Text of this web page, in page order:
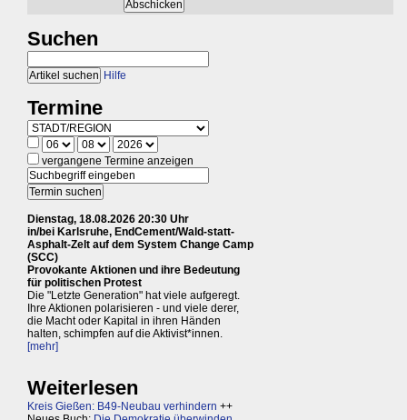
Suchen
Hilfe
Termine
vergangene Termine anzeigen
Dienstag, 18.08.2026 20:30 Uhr
in/bei Karlsruhe, EndCement/Wald-statt-
Asphalt-Zelt auf dem System Change Camp
(SCC)
Provokante Aktionen und ihre Bedeutung
für politischen Protest
Die "Letzte Generation" hat viele aufgeregt.
Ihre Aktionen polarisieren - und viele derer,
die Macht oder Kapital in ihren Händen
halten, schimpfen auf die Aktivist*innen.
[mehr]
Weiterlesen
Kreis Gießen: B49-Neubau verhindern ++